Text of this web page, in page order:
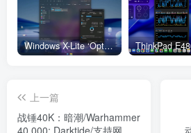
Windows X-Lite ‘Optimum 11’ 25H2 Pro v2
上一篇
战锤40K：暗潮/Warhammer